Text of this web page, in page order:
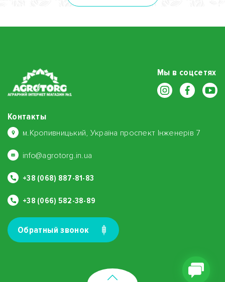
Мы в соцсетях
Контакты
м.Кропивницький, Україна проспект Інженерів 7
info@agrotorg.in.ua
+38 (068) 887-81-83
+38 (066) 582-38-89
Обратный звонок